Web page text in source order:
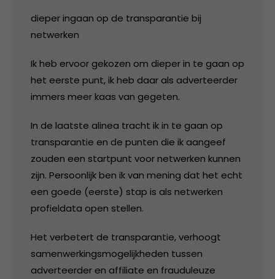
dieper ingaan op de transparantie bij
netwerken
Ik heb ervoor gekozen om dieper in te gaan op
het eerste punt, ik heb daar als adverteerder
immers meer kaas van gegeten.
In de laatste alinea tracht ik in te gaan op
transparantie en de punten die ik aangeef
zouden een startpunt voor netwerken kunnen
zijn. Persoonlijk ben ik van mening dat het echt
een goede (eerste) stap is als netwerken
profieldata open stellen.
Het verbetert de transparantie, verhoogt
samenwerkingsmogelijkheden tussen
adverteerder en affiliate en frauduleuze